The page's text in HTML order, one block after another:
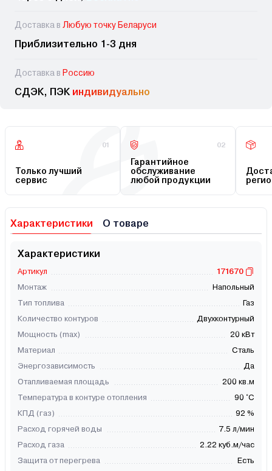
Доставка в Любую точку Беларуси
Приблизительно 1-3 дня
Доставка в Россию
СДЭК, ПЭК индивидуально
01
Только лучший
сервис
02
Гарантийное
обслуживание
любой продукции
Характеристики О товаре
Характеристики
Артикул
171670
Монтаж
Напольный
Тип топлива
Газ
Количество контуров
Двухконтурный
Мощность (max)
20 кВт
Материал
Сталь
Энергозависимость
Да
Отапливаемая площадь
200 кв.м
Температура в контуре отопления
90 °C
КПД (газ)
92 %
Расход горячей воды
7.5 л/мин
Расход газа
2.22 куб.м/час
Защита от перегрева
Есть